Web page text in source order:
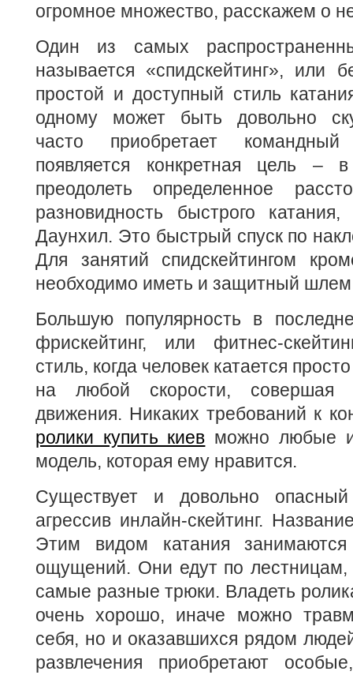
огромное множество, расскажем о
Один из самых
называется «спидскейтинг», или
простой и доступный стиль
одному может быть довольно
часто приобретает
появляется конкретная цель –
преодолеть определенное
разновидность быстрого
Даунхил. Это быстрый спуск по
Для занятий спидскейтингом
необходимо иметь и защитный
Большую популярность в
фрискейтинг, или фитнес-
стиль, когда человек катается
на любой скорости,
движения. Никаких требований к
ролики купить киев можно любые
модель, которая ему нравится.
Существует и довольно
агрессив инлайн-скейтинг.
Этим видом катания
ощущений. Они едут по лестницам,
самые разные трюки. Владеть
очень хорошо, иначе можно
себя, но и оказавшихся рядом
развлечения приобретают